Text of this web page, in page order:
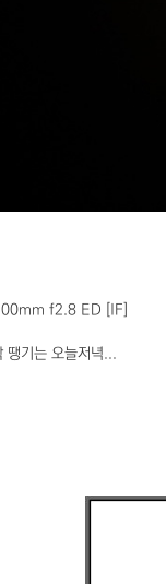
f2.8 ED [IF]
땡기는 오늘저녁...